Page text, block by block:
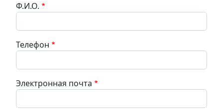
Ф.И.О.
Телефон
Электронная почта